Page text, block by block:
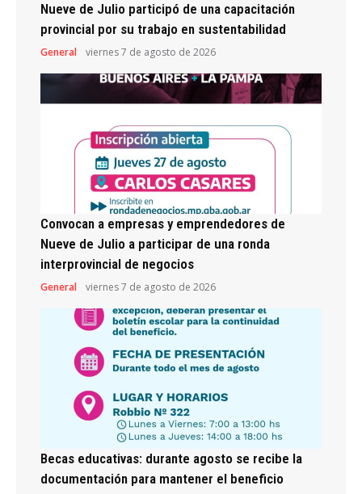
Nueve de Julio participó de una capacitación
provincial por su trabajo en sustentabilidad
General viernes 7 de agosto de 2026
Convocan a empresas y emprendedores de
Nueve de Julio a participar de una ronda
interprovincial de negocios
General viernes 7 de agosto de 2026
Becas educativas: durante agosto se recibe la
documentación para mantener el beneficio